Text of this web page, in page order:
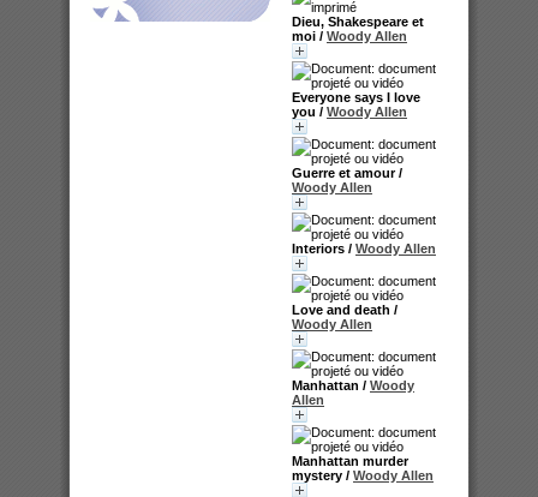
Dieu, Shakespeare et
moi / Woody Allen
Everyone says I love
you / Woody Allen
Guerre et amour/
Woody Allen
Interiors / Woody Allen
Love and death /
Woody Allen
Manhattan / Woody
Allen
Manhattan murder
mystery / Woody Allen